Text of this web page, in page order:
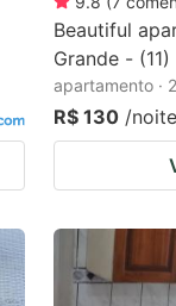
Beautiful
Grande -
apartamento ·
R$ 130 /noite